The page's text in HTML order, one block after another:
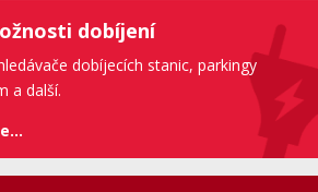
dobíjení
dobíjecích stanic, parkingy
a další.